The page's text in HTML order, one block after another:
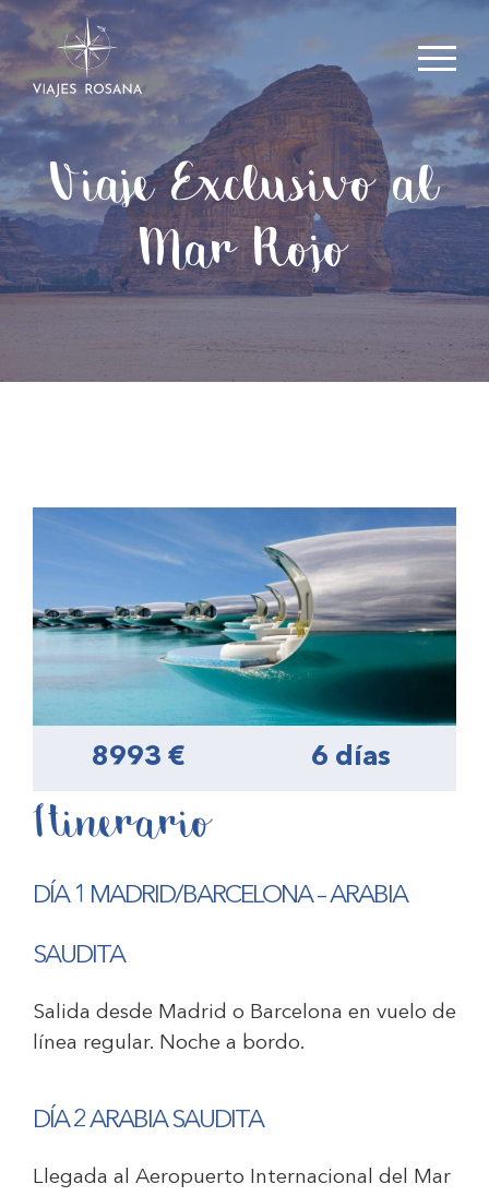
Viaje Exclusivo al
Mar Rojo
8993 € 6 días
Itinerario
DÍA 1 MADRID/BARCELONA – ARABIA
SAUDITA
Salida desde Madrid o Barcelona en vuelo de
línea regular. Noche a bordo.
DÍA 2 ARABIA SAUDITA
Llegada al Aeropuerto Internacional del Mar